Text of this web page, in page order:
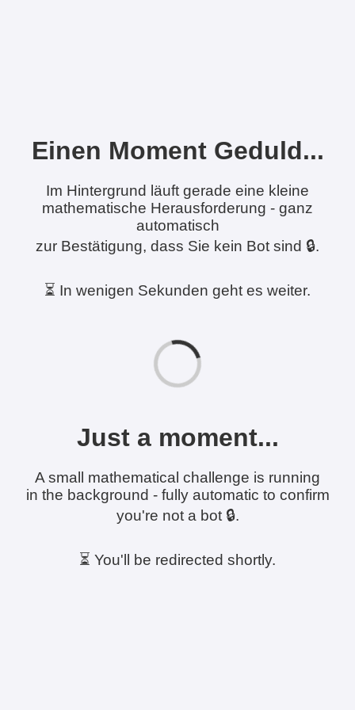
Einen Moment Geduld...
Im Hintergrund läuft gerade eine kleine
mathematische Herausforderung - ganz
automatisch
zur Bestätigung, dass Sie kein Bot sind 🔒.
⏳ In wenigen Sekunden geht es weiter.
Just a moment...
A small mathematical challenge is running
in the background - fully automatic to confirm
you're not a bot 🔒.
⏳ You'll be redirected shortly.